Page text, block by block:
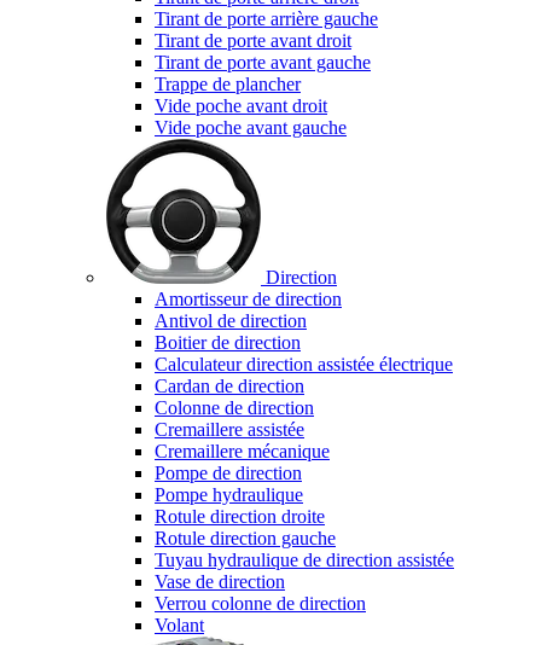
Tirant de porte arrière gauche
Tirant de porte avant droit
Tirant de porte avant gauche
Trappe de plancher
Vide poche avant droit
Vide poche avant gauche
Direction
Amortisseur de direction
Antivol de direction
Boitier de direction
Calculateur direction assistée électrique
Cardan de direction
Colonne de direction
Cremaillere assistée
Cremaillere mécanique
Pompe de direction
Pompe hydraulique
Rotule direction droite
Rotule direction gauche
Tuyau hydraulique de direction assistée
Vase de direction
Verrou colonne de direction
Volant